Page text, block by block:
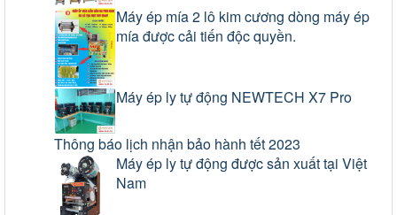
Máy ép mía 2 lô kim cương dòng máy ép
mía được cải tiến độc quyền.
Máy ép ly tự động NEWTECH X7 Pro
Thông báo lịch nhận bảo hành tết 2023
Máy ép ly tự động được sản xuất tại Việt
Nam